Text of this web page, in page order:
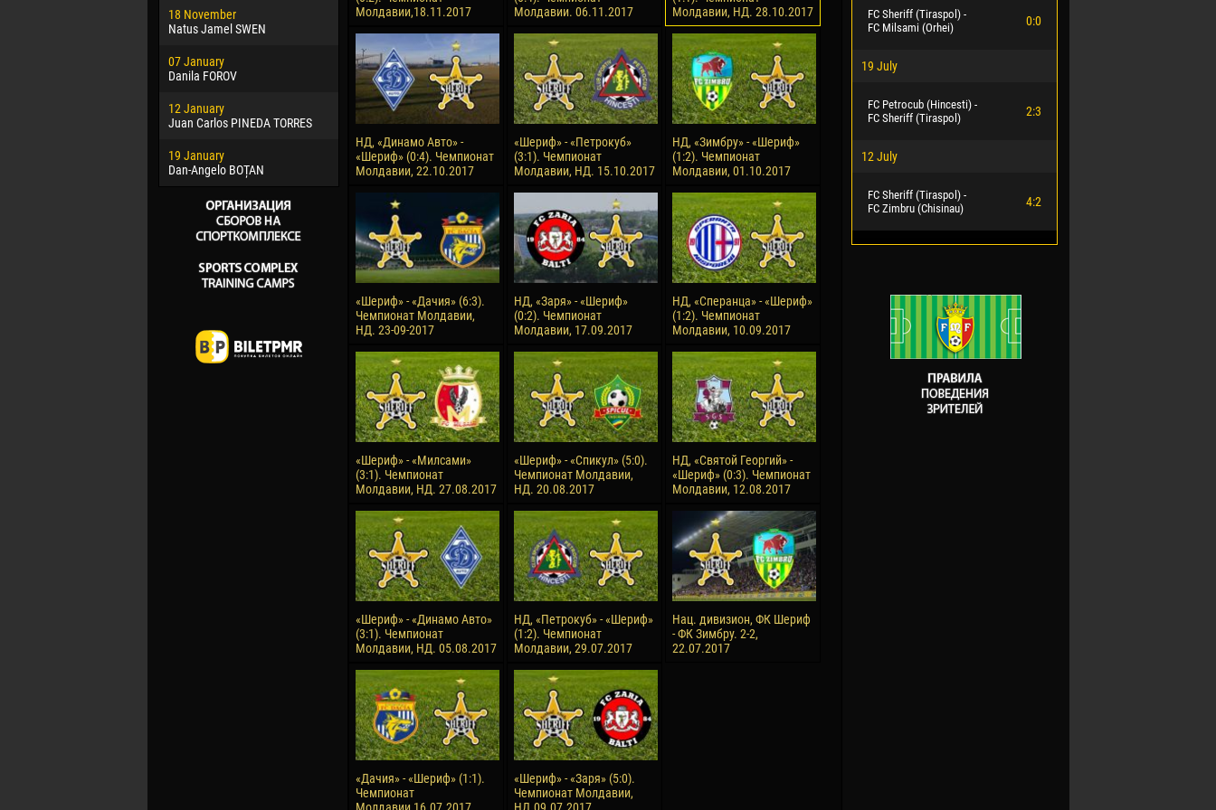
18 November
Natus Jamel SWEN
07 January
Danila FOROV
12 January
Juan Carlos PINEDA TORRES
19 January
Dan-Angelo BOȚAN
Jayder Moreno ASPRILLA
22 March
Samba KONÉ
26 March
Vitor Hugo Morais de OLIVEIRA
28 March
Raí LOPES DE OLIVEIRA
Victor CIUMAȘU
28 June
Soumaila MAGASSOUBA
10 July
Bourama FOMBA
15 July
Ivan DYULGEROV
Молдавии,18.11.2017
Молдавии. 06.11.2017
Молдавии, НД. 28.10.2017
НД, «Динамо Авто» -
«Шериф» (0:4). Чемпионат
Молдавии, 22.10.2017
«Шериф» - «Петрокуб»
(3:1). Чемпионат
Молдавии, НД. 15.10.2017
НД, «Зимбру» - «Шериф»
(1:2). Чемпионат
Молдавии, 01.10.2017
«Шериф» - «Дачия» (6:3).
Чемпионат Молдавии,
НД. 23-09-2017
НД, «Заря» - «Шериф»
(0:2). Чемпионат
Молдавии, 17.09.2017
НД, «Сперанца» - «Шериф»
(1:2). Чемпионат
Молдавии, 10.09.2017
«Шериф» - «Милсами»
(3:1). Чемпионат
Молдавии, НД. 27.08.2017
«Шериф» - «Спикул» (5:0).
Чемпионат Молдавии,
НД. 20.08.2017
НД, «Святой Георгий» -
«Шериф» (0:3). Чемпионат
Молдавии, 12.08.2017
«Шериф» - «Динамо Авто»
(3:1). Чемпионат
Молдавии, НД. 05.08.2017
НД, «Петрокуб» - «Шериф»
(1:2). Чемпионат
Молдавии, 29.07.2017
Нац. дивизион, ФК Шериф
- ФК Зимбру. 2-2,
22.07.2017
«Дачия» - «Шериф» (1:1).
Чемпионат
«Шериф» - «Заря» (5:0).
Чемпионат Молдавии,
FC Sheriff (Tiraspol) -
FC Milsami (Orhei)
0:0
19 July
FC Petrocub (Hincesti) -
FC Sheriff (Tiraspol)
2:3
12 July
FC Sheriff (Tiraspol) -
FC Zimbru (Chisinau)
4:2